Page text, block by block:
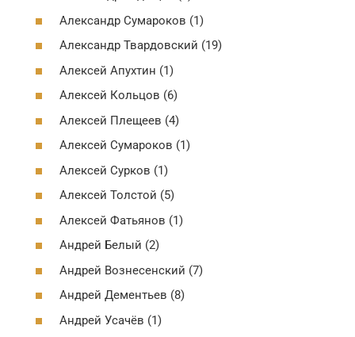
Александр Сумароков (1)
Александр Твардовский (19)
Алексей Апухтин (1)
Алексей Кольцов (6)
Алексей Плещеев (4)
Алексей Сумароков (1)
Алексей Сурков (1)
Алексей Толстой (5)
Алексей Фатьянов (1)
Андрей Белый (2)
Андрей Вознесенский (7)
Андрей Дементьев (8)
Андрей Усачёв (1)